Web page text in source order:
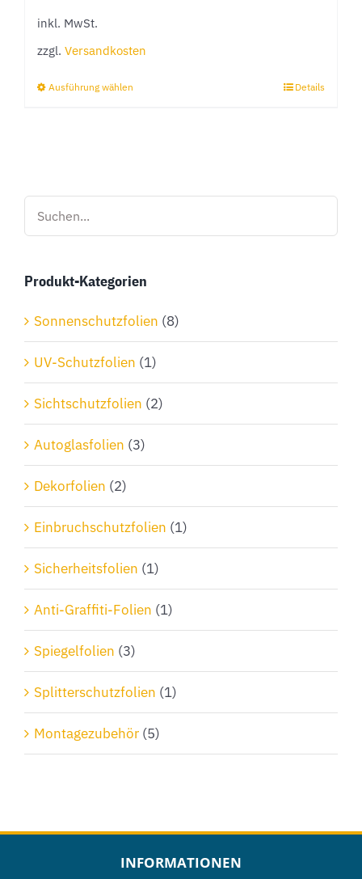
inkl. MwSt.
zzgl. Versandkosten
Ausführung wählen
Die
können
Produktseite
gewählt
werden
Details
Produkt-Kategorien
Sonnenschutzfolien (8)
UV-Schutzfolien (1)
Sichtschutzfolien (2)
Autoglasfolien (3)
Dekorfolien (2)
Einbruchschutzfolien (1)
Sicherheitsfolien (1)
Anti-Graffiti-Folien (1)
Spiegelfolien (3)
Splitterschutzfolien (1)
Montagezubehör (5)
INFORMATIONEN